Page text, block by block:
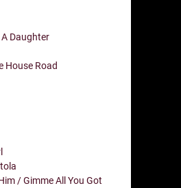
Daughter
House Road
/ Gimme All You Got